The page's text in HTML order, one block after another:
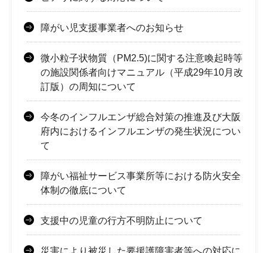
障がい児支援事業者へのお知らせ
微小粒子状物質（PM2.5)に関する注意喚起時等
の施設関係者向けマニュアル（平成29年10月改
訂版）の周知について
今冬のインフルエンザ総合対策の推進及び大阪
府内におけるインフルエンザの発生状況につい
て
障がい福祉サービス事業所等における防火安全
体制の徹底について
支援中の児童の行方不明防止について
災害により被災した要援護障害者等への対応に